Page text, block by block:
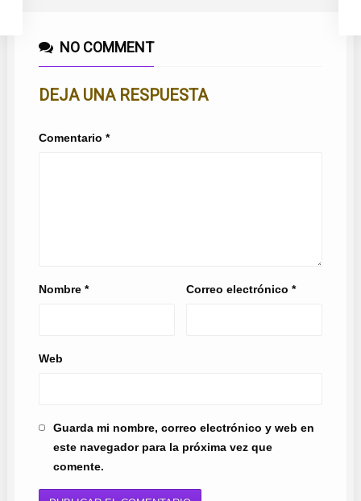
NO COMMENT
DEJA UNA RESPUESTA
Comentario *
Nombre * Correo electrónico*
Web
Guarda mi nombre, correo electrónico y web en
este navegador para la próxima vez que
comente.